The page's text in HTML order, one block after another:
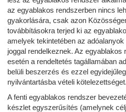
az egyablakos rendszerben nincs
gyakorlására, csak azon
továbbításokra terjed ki az
amelyek tekintetében az
joggal rendelkeznek. Az egyablakos
esetén a rendeltetés tagállamában
belüli beszerzés és ezzel
nyilvántartásba vételi kötelezettséget.
A fenti egyablakos rendszer
készlet egyszerűsítés (amelynek